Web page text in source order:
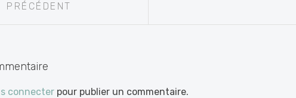
PRÉCÉDENT
connecter pour publier un commentaire.